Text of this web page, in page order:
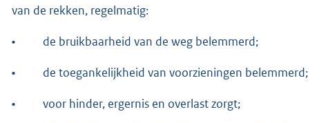
van de rekken, regelmatig:
• de bruikbaarheid van de weg belemmerd;
• de toegankelijkheid van voorzieningen belemmerd;
• voor hinder, ergernis en overlast zorgt;